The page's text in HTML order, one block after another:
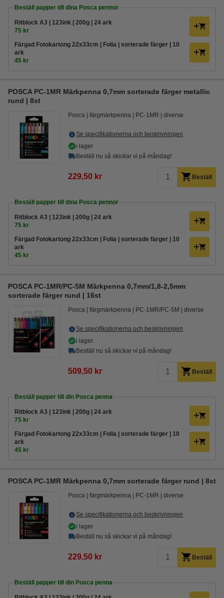
Beställ papper till dina Posca pennor
Ritblock A3 | 123ink | 200g | 24 ark
75 kr
Färgad Fotokartong 22x33cm | Folia | sorterade färger | 10
ark
45 kr
POSCA PC-1MR Märkpenna 0,7mm sorterade färger metallic
rund | 8st
Posca färgmärkpenna PC-1MR diverse
Se specifikationerna och beskrivningen
i lager
Beställ nu så skickar vi på måndag!
229,50 kr Beställ
Beställ papper till dina Posca pennor
Ritblock A3 | 123ink | 200g | 24 ark
75 kr
Färgad Fotokartong 22x33cm | Folia | sorterade färger | 10
ark
45 kr
POSCA PC-1MR/PC-5M Märkpenna 0,7mm/1,8-2,5mm
sorterade färger rund | 16st
Posca färgmärkpenna PC-1MR/PC-5M diverse
Se specifikationerna och beskrivningen
i lager
Beställ nu så skickar vi på måndag!
509,50 kr Beställ
Beställ papper till din Posca penna
Ritblock A3 | 123ink | 200g | 24 ark
75 kr
Färgad Fotokartong 22x33cm | Folia | sorterade färger | 10
ark
45 kr
POSCA PC-1MR Märkpenna 0,7mm sorterade färger rund | 8st
Posca färgmärkpenna PC-1MR diverse
Se specifikationerna och beskrivningen
i lager
Beställ nu så skickar vi på måndag!
229,50 kr Beställ
Beställ papper till din Posca penna